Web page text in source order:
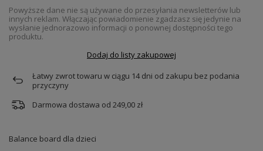
Powyższe dane nie są używane do przesyłania newsletterów lub
innych reklam. Włączając powiadomienie zgadzasz się jedynie na
wysłanie jednorazowo informacji o ponownej dostępności tego
produktu.
Dodaj do listy zakupowej
Łatwy zwrot towaru w ciągu 14dni od zakupu bez podania
przyczyny
Darmowa dostawa od 249,00 zł
Balance board dla dzieci